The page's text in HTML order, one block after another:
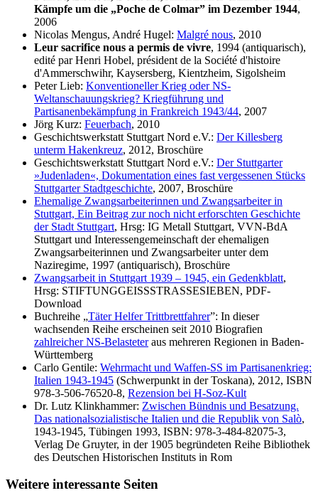
Kämpfe um die „Poche de Colmar” im Dezember 1944,
2006
Nicolas Mengus, André Hugel: Malgré nous, 2010
Leur sacrifice nous a permis de vivre, 1994 (antiquarisch),
edité par Henri Hobel, président de la Société d'histoire
d'Ammerschwihr, Kaysersberg, Kientzheim, Sigolsheim
Peter Lieb: Konventioneller Krieg oder NS-
Weltanschauungskrieg? Kriegführung und
Partisanenbekämpfung in Frankreich 1943/44, 2007
Jörg Kurz: Feuerbach, 2010
Geschichtswerkstatt Stuttgart Nord e.V.: Der Killesberg
unterm Hakenkreuz, 2012, Broschüre
Geschichtswerkstatt Stuttgart Nord e.V.: Der Stuttgarter
»Judenladen«, Dokumentation eines fast vergessenen Stücks
Stuttgarter Stadtgeschichte, 2007, Broschüre
Ehemalige Zwangsarbeiterinnen und Zwangsarbeiter in
Stuttgart, Ein Beitrag zur noch nicht erforschten Geschichte
der Stadt Stuttgart, Hrsg: IG Metall Stuttgart, VVN-BdA
Stuttgart und Interessengemeinschaft der ehemaligen
Zwangsarbeiterinnen und Zwangsarbeiter unter dem
Naziregime, 1997 (antiquarisch), Broschüre
Zwangsarbeit in Stuttgart 1939 – 1945, ein Gedenkblatt,
Hrsg: STIFTUNGGEISSSTRASSESIEBEN, PDF-
Download
Buchreihe „Täter Helfer Trittbrettfahrer”: In dieser
wachsenden Reihe erscheinen seit 2010 Biografien
zahlreicher NS-Belasteteraus mehreren Regionen in Baden-
Württemberg
Carlo Gentile: Wehrmacht und Waffen-SS im Partisanenkrieg:
Italien 1943-1945 (Schwerpunkt in der Toskana), 2012, ISBN
978-3-506-76520-8, Rezension bei H-Soz-Kult
Dr. Lutz Klinkhammer: Zwischen Bündnis und Besatzung.
Das nationalsozialistische Italien und die Republik von Salò,
1943-1945, Tübingen 1993, ISBN: 978-3-484-82075-3,
Verlag De Gruyter, in der 1905 begründeten Reihe Bibliothek
des Deutschen Historischen Instituts in Rom
Weitere interessante Seiten